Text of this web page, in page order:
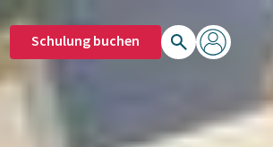
Schulung buchen